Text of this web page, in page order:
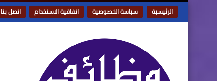
الرئيسية سياسة الخصوصية اتفاقية الاستخدام اتصل بنا